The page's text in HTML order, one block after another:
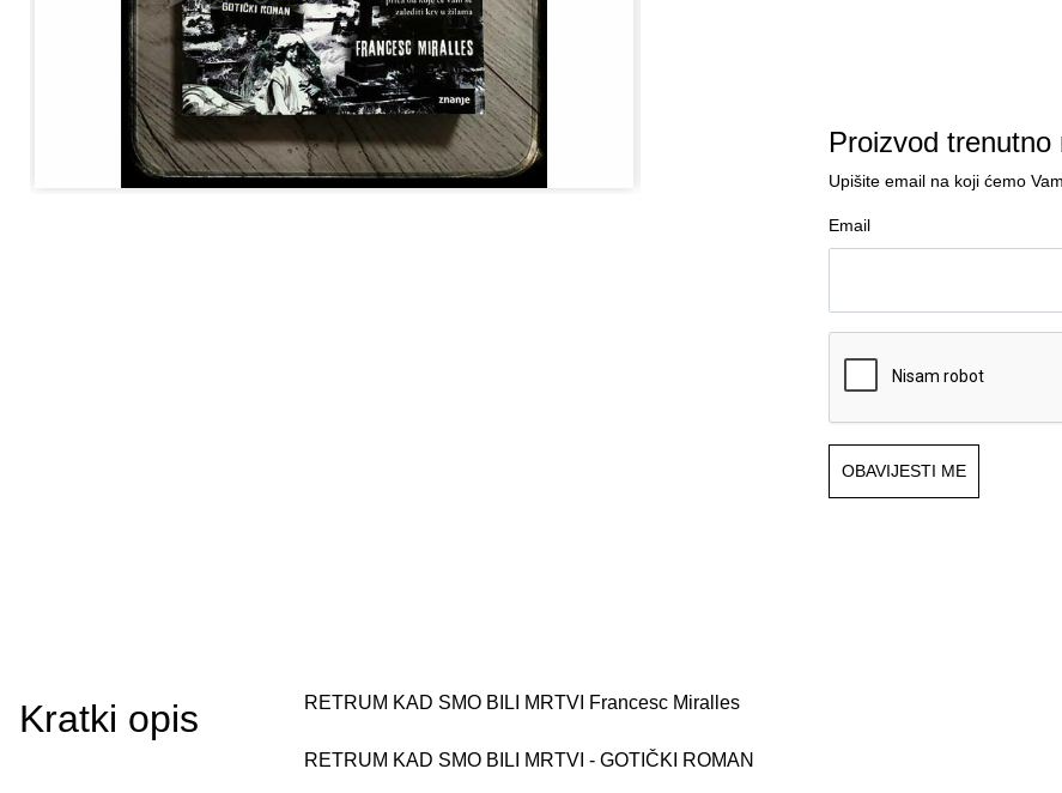
Proizvod trenutno
Upišite email na koji ćemo
Email
OBAVIJESTI ME
Kratki opis RETRUM KAD SMO BILI MRTVI Francesc Miralles
RETRUM KAD SMO BILI MRTVI - GOTIČKI ROMAN